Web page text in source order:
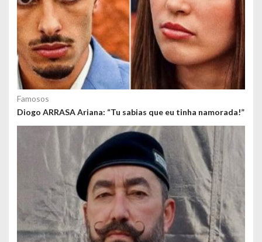
Famosos
Diogo ARRASA Ariana: “Tu sabias que eu tinha namorada!”